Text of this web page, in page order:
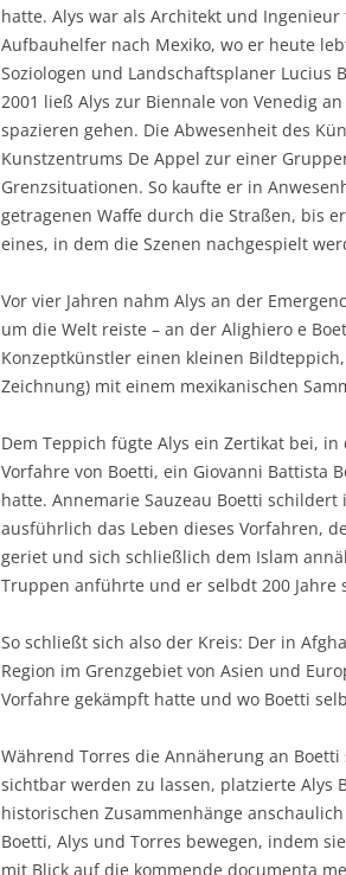
hatte. Alys war als Architekt und
Aufbauhelfer nach Mexiko, wo er heute
Soziologen und Landschaftsplaner Lucius
2001 ließ Alys zur Biennale von Venedig
spazieren gehen. Die Abwesenheit des
Kunstzentrums De Appel zur einer
Grenzsituationen. So kaufte er in
getragenen Waffe durch die Straßen, bis
eines, in dem die Szenen nachgespielt
Vor vier Jahren nahm Alys an der
um die Welt reiste – an der Alighiero e
Konzeptkünstler einen kleinen
Zeichnung) mit einem mexikanischen
Dem Teppich fügte Alys ein Zertikat bei,
Vorfahre von Boetti, ein Giovanni Battista
hatte. Annemarie Sauzeau Boetti schildert
ausführlich das Leben dieses Vorfahren,
geriet und sich schließlich dem Islam
Truppen anführte und er selbdt 200 Jahre
So schließt sich also der Kreis: Der in
Region im Grenzgebiet von Asien und
Vorfahre gekämpft hatte und wo Boetti
Während Torres die Annäherung an
sichtbar werden zu lassen, platzierte Alys
historischen Zusammenhänge
Boetti, Alys und Torres bewegen, indem
mit Blick auf die kommende documenta